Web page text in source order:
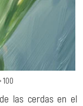
las cerdas en el